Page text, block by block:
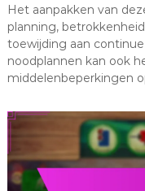
Het aanpakken van
planning,
toewijding aan
noodplannen kan ook
middelenbeperkingen